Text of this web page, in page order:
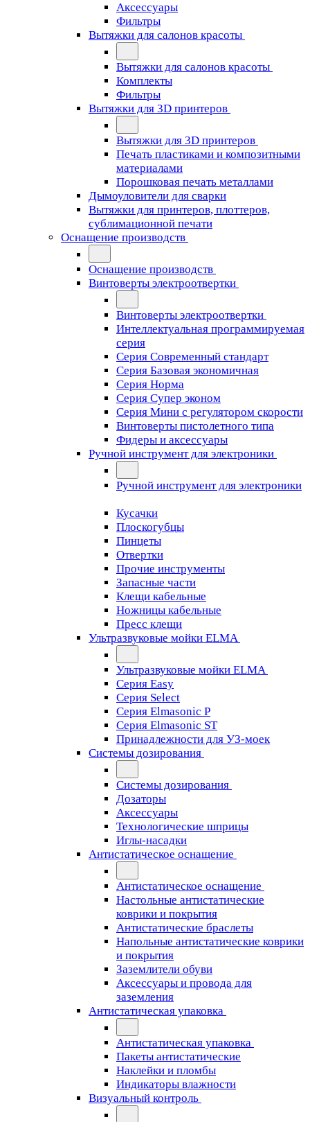
Аксессуары
Фильтры
Вытяжки для салонов красоты
Вытяжки для салонов красоты
Комплекты
Фильтры
Вытяжки для 3D принтеров
Вытяжки для 3D принтеров
Печать пластиками и композитными
материалами
Порошковая печать металлами
Дымоуловители для сварки
Вытяжки для принтеров, плоттеров,
сублимационной печати
Оснащение производств
Оснащение производств
Винтоверты электроотвертки
Винтоверты электроотвертки
Интеллектуальная программируемая
серия
Серия Современный стандарт
Серия Базовая экономичная
Серия Норма
Серия Cупер эконом
Серия Мини с регулятором скорости
Винтоверты пистолетного типа
Фидеры и аксессуары
Ручной инструмент для электроники
Ручной инструмент для электроники
Кусачки
Плоскогубцы
Пинцеты
Отвертки
Прочие инструменты
Запасные части
Клещи кабельные
Ножницы кабельные
Пресс клещи
Ультразвуковые мойки ELMA
Ультразвуковые мойки ELMA
Серия Easy
Серия Select
Серия Elmasonic P
Серия Elmasonic ST
Принадлежности для УЗ-моек
Системы дозирования
Системы дозирования
Дозаторы
Аксессуары
Технологические шприцы
Иглы-насадки
Антистатическое оснащение
Антистатическое оснащение
Настольные антистатические
коврики и покрытия
Антистатические браслеты
Напольные антистатические коврики
и покрытия
Заземлители обуви
Аксессуары и провода для
заземления
Антистатическая упаковка
Антистатическая упаковка
Пакеты антистатические
Наклейки и пломбы
Индикаторы влажности
Визуальный контроль